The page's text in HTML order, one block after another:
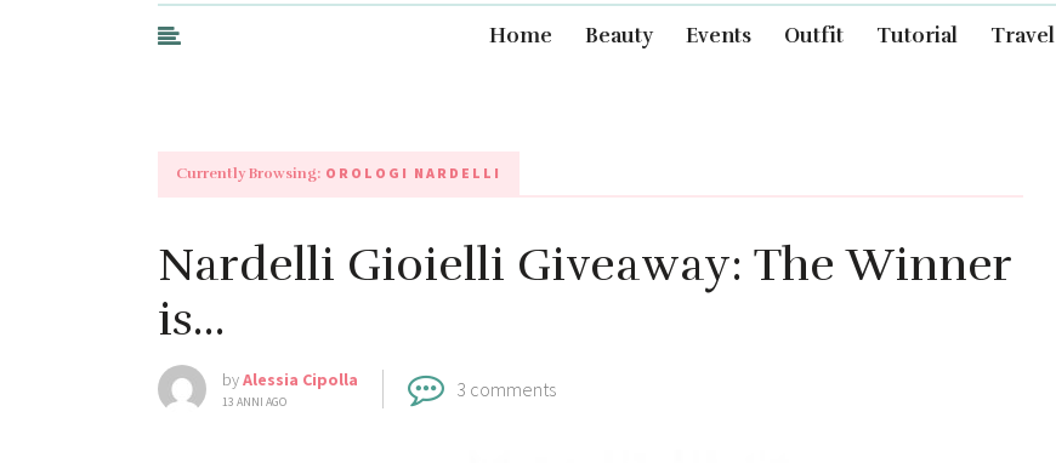
Home Beauty Events Outfit Tutorial Travel
Currently Browsing: OROLOGI NARDELLI
Nardelli Gioielli Giveaway: The Winner
is…
byAlessia Cipolla
13 ANNI AGO
3 comments